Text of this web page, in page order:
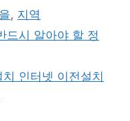
, 지역
드시 알아야 할 정
인터넷 이전설치